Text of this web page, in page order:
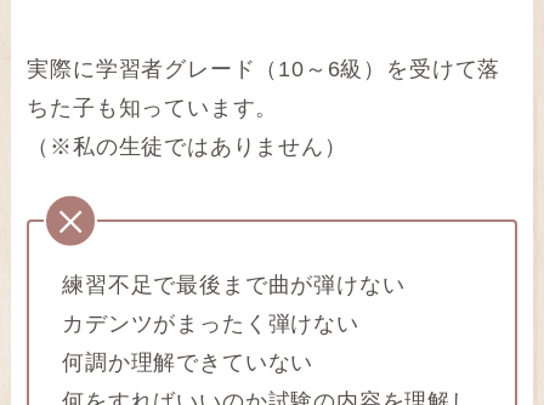
実際に学習者グレード（10～6級）を受けて落
ちた子も知っています。
（※私の生徒ではありません）
練習不足で最後まで曲が弾けない
カデンツがまったく弾けない
何調か理解できていない